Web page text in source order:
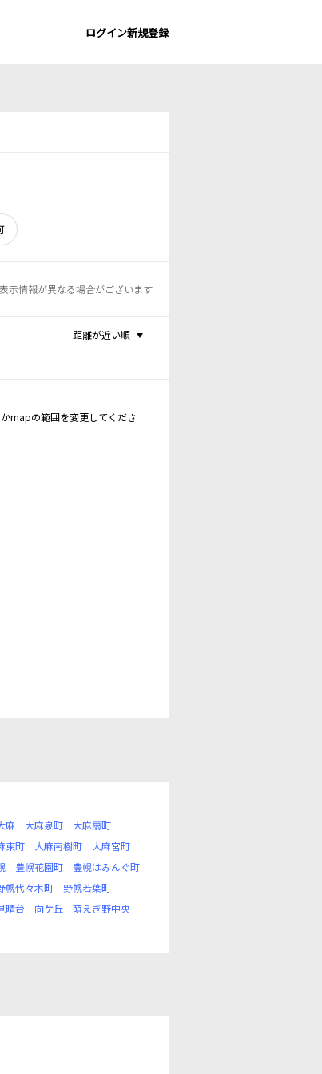
ログイン新規登録
示情報が異なる場合がございます
距離が近い順
mapの範囲を変更してくださ
麻 大麻泉町
大麻扇町
東町 大麻南樹町
大麻宮町
豊幌花園町
豊幌はみんぐ町
幌代々木町
野幌若葉町
晴台 向ケ丘
萌えぎ野中央